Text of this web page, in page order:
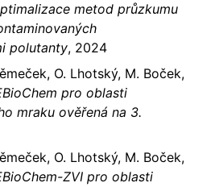
metod průzkumu
polutanty, 2024
O. Lhotský, M. Boček,
pro oblasti
mraku ověřená na 3.
O. Lhotský, M. Boček,
ZVI pro oblasti